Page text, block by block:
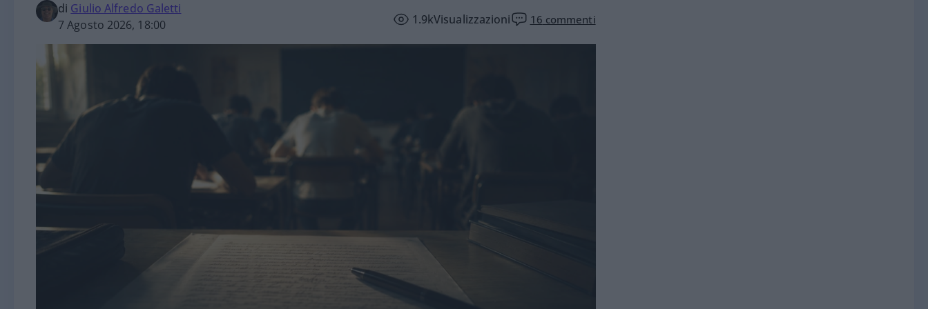
di Giulio Alfredo Galetti
7 Agosto 2026, 18:00
1.9kVisualizzazioni 16 commenti